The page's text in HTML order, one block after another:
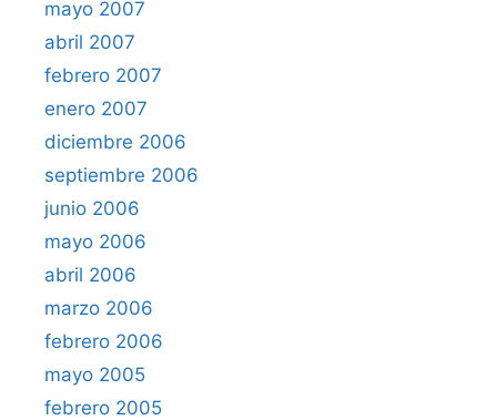
mayo 2007
abril 2007
febrero 2007
enero 2007
diciembre 2006
septiembre 2006
junio 2006
mayo 2006
abril 2006
marzo 2006
febrero 2006
mayo 2005
febrero 2005